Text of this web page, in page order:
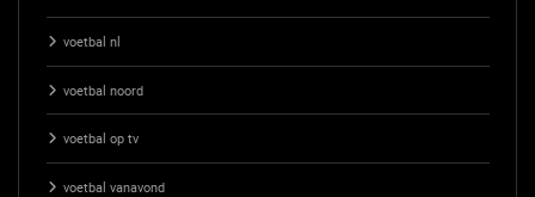
voetbal nl
voetbal noord
voetbal op tv
voetbal vanavond